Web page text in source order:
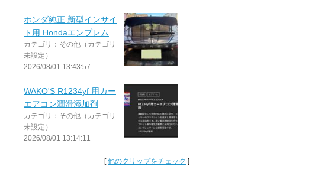
ホンダ純正 新型インサイ
ト用 Hondaエンブレム
カテゴリ：その他（カテゴリ
未設定）
2026/08/01 13:43:57
WAKO'S R1234yf ⽤カー
エアコン潤滑添加剤
カテゴリ：その他（カテゴリ
未設定）
2026/08/01 13:14:11
[他のクリップをチェック ]